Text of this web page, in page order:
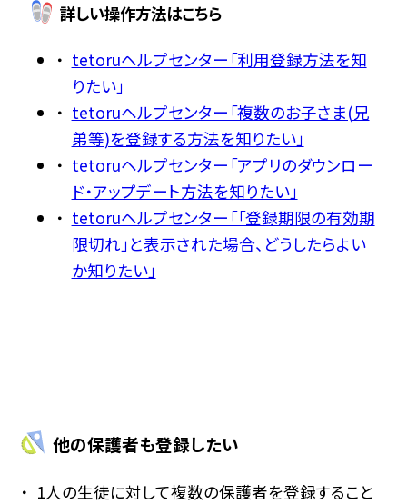
詳しい操作方法はこちら
tetoruヘルプセンター「利用登録方法を知
りたい」
tetoruヘルプセンター「複数のお子さま(兄
弟等)を登録する方法を知りたい」
tetoruヘルプセンター「アプリのダウンロー
ド・アップデート方法を知りたい」
tetoruヘルプセンター「「登録期限の有効期
限切れ」と表示された場合、どうしたらよい
か知りたい」
他の保護者も登録したい
1人の生徒に対して複数の保護者を登録すること